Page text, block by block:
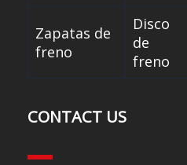
Zapatas de
freno
Disco
de
freno
CONTACT US